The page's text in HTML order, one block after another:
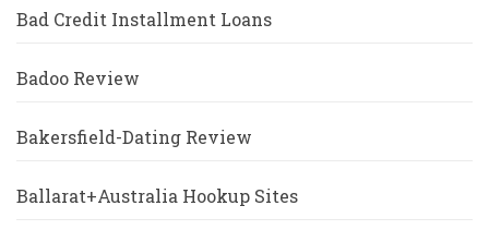
Bad Credit Installment Loans
Badoo Review
Bakersfield-Dating Review
Ballarat+Australia Hookup Sites